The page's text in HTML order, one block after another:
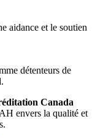
aidance et le soutien
détenteurs de
Canada
envers la qualité et